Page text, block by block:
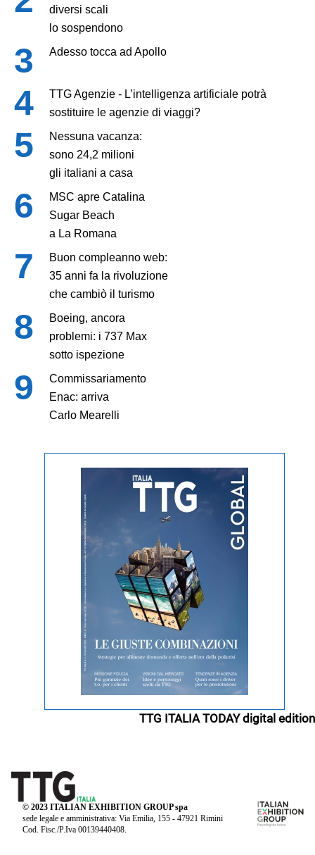
diversi scali
lo sospendono
Adesso tocca ad Apollo
TTG Agenzie - L’intelligenza artificiale potrà
sostituire le agenzie di viaggi?
Nessuna vacanza:
sono 24,2 milioni
gli italiani a casa
MSC apre Catalina
Sugar Beach
a La Romana
Buon compleanno web:
35 anni fa la rivoluzione
che cambiò il turismo
Boeing, ancora
problemi: i 737 Max
sotto ispezione
Commissariamento
Enac: arriva
Carlo Mearelli
TTG ITALIA TODAY digital edition
© 2023 ITALIAN EXHIBITION GROUP spa
sede legale e amministrativa: Via Emilia, 155 - 47921 Rimini
Cod. Fisc./P.Iva 00139440408.